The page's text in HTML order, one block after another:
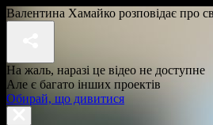
Валентина Хамайко розповідає про
На жаль, наразі це відео не доступне
Але є багато інших проектів
Обирай, що дивитися